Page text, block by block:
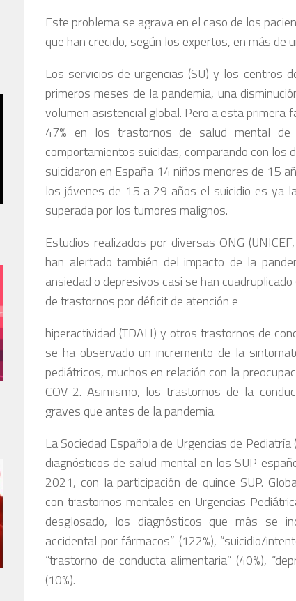
Este problema se agrava en el caso de los
que han crecido, según los expertos, en más de
Los servicios de urgencias (SU) y los centros
primeros meses de la pandemia, una
volumen asistencial global. Pero a esta primera
47% en los trastornos de salud mental
comportamientos suicidas, comparando con
suicidaron en España 14 niños menores de 15
los jóvenes de 15 a 29 años el suicidio es ya
superada por los tumores malignos.
Estudios realizados por diversas ONG
han alertado también del impacto de la
ansiedad o depresivos casi se han
de trastornos por déficit de atención e
hiperactividad (TDAH) y otros trastornos de
se ha observado un incremento de la
pediátricos, muchos en relación con la
COV-2. Asimismo, los trastornos de la
graves que antes de la pandemia.
La Sociedad Española de Urgencias de
diagnósticos de salud mental en los SUP
2021, con la participación de quince SUP.
con trastornos mentales en Urgencias
desglosado, los diagnósticos que más se
accidental por fármacos” (122%), “suicidio/
“trastorno de conducta alimentaria” (40%),
(10%).